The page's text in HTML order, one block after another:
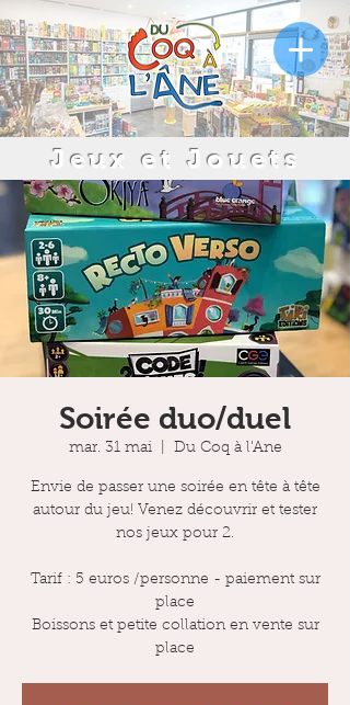
Jeux et Jouets
Soirée duo/duel
mar. 31 mai
  |
Du Coq à l'Ane
Envie de passer une soirée en tête à tête
autour du jeu! Venez découvrir et tester
nos jeux pour 2.
Tarif : 5 euros /personne - paiement sur
place
Boissons et petite collation en vente sur
place